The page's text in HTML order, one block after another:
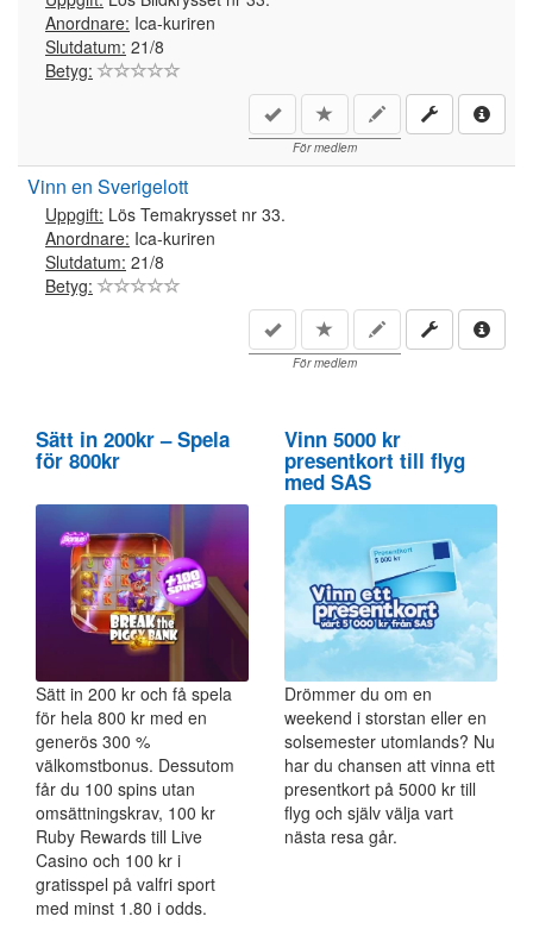
Anordnare: Ica-kuriren
Slutdatum: 21/8
Betyg:
För medlem
Vinn en Sverigelott
Uppgift: Lös Temakrysset nr 33.
Anordnare: Ica-kuriren
Slutdatum: 21/8
Betyg:
För medlem
Sätt in 200kr – Spela
för 800kr
Sätt in 200 kr och få spela
för hela 800 kr med en
generös 300 %
välkomstbonus. Dessutom
får du 100 spins utan
omsättningskrav, 100 kr
Ruby Rewards till Live
Casino och 100 kr i
gratisspel på valfri sport
med minst 1.80 i odds.
Vinn 5000 kr
presentkort till flyg
med SAS
Drömmer du om en
weekend i storstan eller en
solsemester utomlands? Nu
har du chansen att vinna ett
presentkort på 5000 kr till
flyg och själv välja vart
nästa resa går.